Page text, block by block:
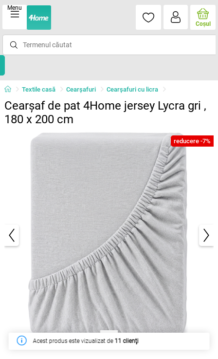
Menu
Coşul
Textile casă Cearșafuri Cearșafuri cu licra
Cearșaf de pat 4Home jersey Lycra gri ,
180 x 200 cm
reducere -7%
În săptămâna acesta a fost cumpărat de49 clienţi